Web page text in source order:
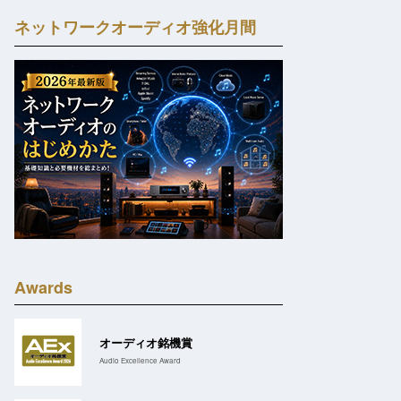
ネットワークオーディオ強化月間
Awards
オーディオ銘機賞
Audio Excellence Award